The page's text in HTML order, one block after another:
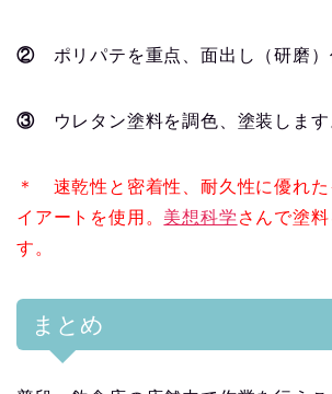
②ポリパテを重点、面出し（研磨）
③ウレタン塗料を調色、塗装します
＊ 速乾性と密着性、耐久性に優れた
イアートを使用。 美想科学 さんで塗
す。
まとめ